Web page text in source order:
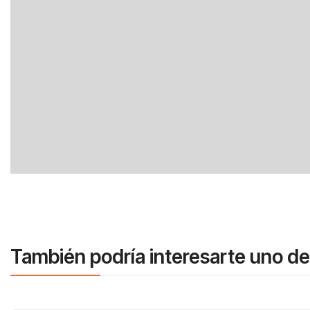
También podría interesarte uno